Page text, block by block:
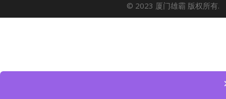
© 2023 厦门雄霸 版权所有.